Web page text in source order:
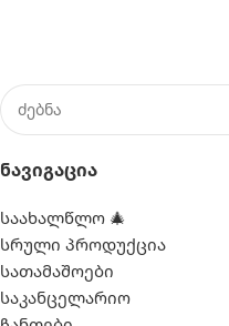
Ნავიგაცია
საახალწლო 🎄
სრული პროდუქცია
სათამაშოები
საკანცელარიო